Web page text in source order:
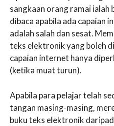
sangkaan orang ramai ialah
dibaca apabila ada capaian
adalah salah dan sesat.
teks elektronik yang boleh
capaian internet hanya
(ketika muat turun).
Apabila para pelajar telah
tangan masing-masing,
buku teks elektronik